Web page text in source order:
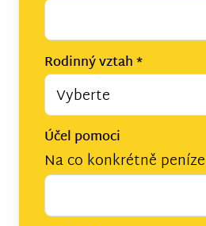
Rodinný vztah*
Vyberte
Účel pomoci
Na co konkrétně